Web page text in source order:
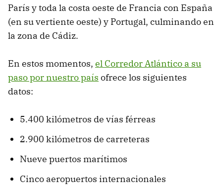
París y toda la costa oeste de Francia con España
(en su vertiente oeste) y Portugal, culminando en
la zona de Cádiz.
En estos momentos, el Corredor Atlántico a su
paso por nuestro país ofrece los siguientes
datos:
5.400 kilómetros de vías férreas
2.900 kilómetros de carreteras
Nueve puertos marítimos
Cinco aeropuertos internacionales